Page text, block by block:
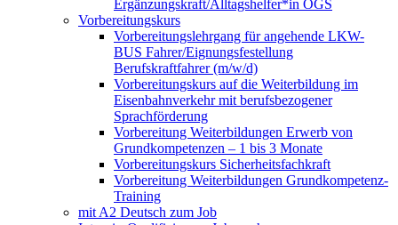
Ergänzungskraft/Alltagshelfer*in OGS
Vorbereitungskurs
Vorbereitungslehrgang für angehende LKW-
BUS Fahrer/Eignungsfestellung
Berufskraftfahrer (m/w/d)
Vorbereitungskurs auf die Weiterbildung im
Eisenbahnverkehr mit berufsbezogener
Sprachförderung
Vorbereitung Weiterbildungen Erwerb von
Grundkompetenzen – 1 bis 3 Monate
Vorbereitungskurs Sicherheitsfachkraft
Vorbereitung Weiterbildungen Grundkompetenz-
Training
mit A2 Deutsch zum Job